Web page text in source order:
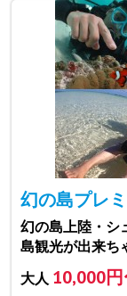
幻の島プレ
幻の島上陸・シ
島観光が出来ち
大人 10,000